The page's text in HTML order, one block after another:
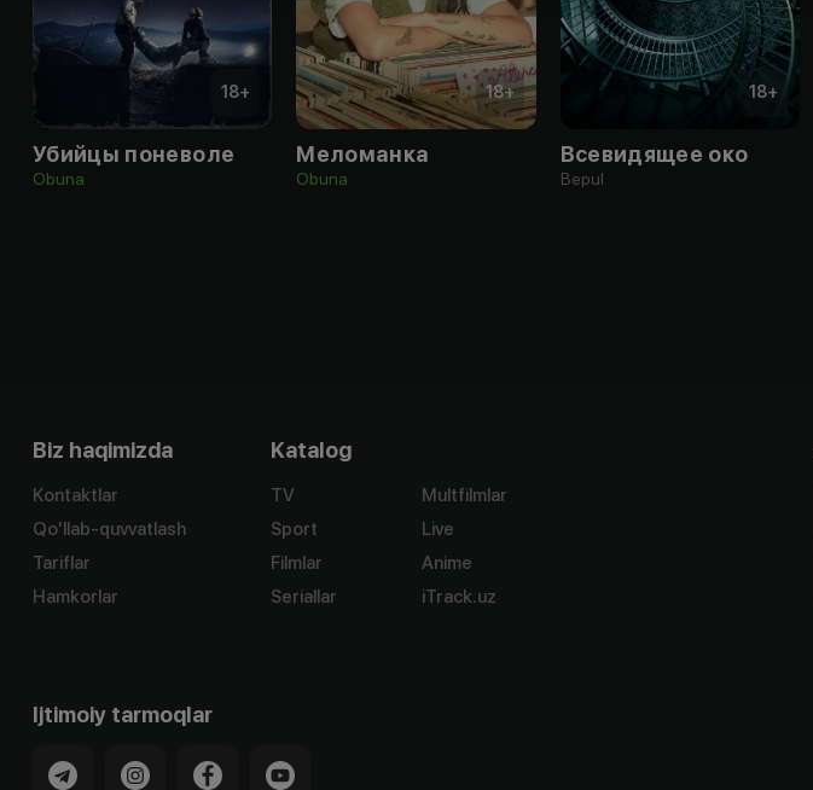
18+
Убийцы поневоле
Obuna
18+
Меломанка
Obuna
18+
Всевидящее око
Bepul
Biz haqimizda
Kontaktlar
Qo'llab-quvvatlash
Tariflar
Hamkorlar
Katalog
TV
Sport
Filmlar
Seriallar
Multfilmlar
Live
Anime
iTrack.uz
Ijtimoiy tarmoqlar